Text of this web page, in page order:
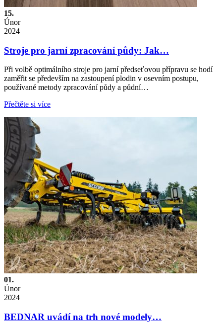
15.
Únor
2024
Stroje pro jarní zpracování půdy: Jak…
Při volbě optimálního stroje pro jarní předseťovou přípravu se hodí
zaměřit se především na zastoupení plodin v osevním postupu,
používané metody zpracování půdy a půdní…
Přečtěte si více
01.
Únor
2024
BEDNAR uvádí na trh nové modely…